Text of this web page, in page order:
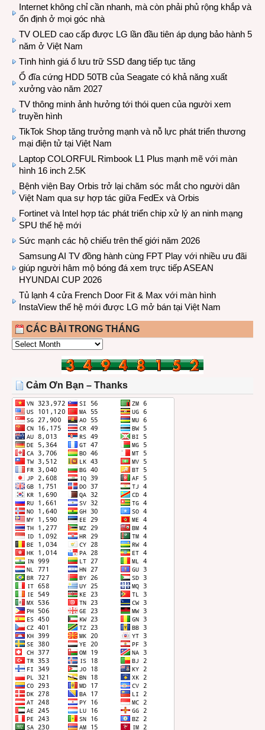
Internet không chỉ cần nhanh, mà còn phải phủ rộng khắp và
ổn định ở mọi góc nhà
TV OLED cao cấp được LG lần đầu tiên áp dụng bảo hành 5
năm ở Việt Nam
Tình hình giá ổ lưu trữ SSD đang tiếp tục tăng
Ổ đĩa cứng HDD 50TB của Seagate có khả năng xuất
xưởng vào năm 2027
TV thông minh ảnh hưởng tới thói quen của người xem
truyền hình
TikTok Shop tăng trưởng mạnh và nỗ lực phát triển thương
mại điện tử tại Việt Nam
Laptop COLORFUL Rimbook L1 Plus mạnh mẽ với màn
hình 16 inch 2.5K
Bệnh viện Bay Orbis trở lại chăm sóc mắt cho người dân
Việt Nam qua sự hợp tác giữa FedEx và Orbis
Fortinet và Intel hợp tác phát triển chip xử lý an ninh mạng
SPU thế hệ mới
Sức mạnh các hộ chiếu trên thế giới năm 2026
Samsung AI TV đồng hành cùng FPT Play với nhiều ưu đãi
giúp người hâm mộ bóng đá xem trực tiếp ASEAN
HYUNDAI CUP 2026
Tủ lạnh 4 cửa French Door Fit & Max với màn hình
InstaView thế hệ mới được LG mở bán tại Việt Nam
CÁC BÀI TRONG THÁNG
CÁC
THÁNG
Cảm Ơn Bạn – Thanks